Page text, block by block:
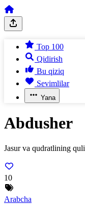
Top 100
Qidirish
Bu qiziq
Sevimlilar
Yana
Abdusher
Jasur va qudratlining quli
10
Arabcha